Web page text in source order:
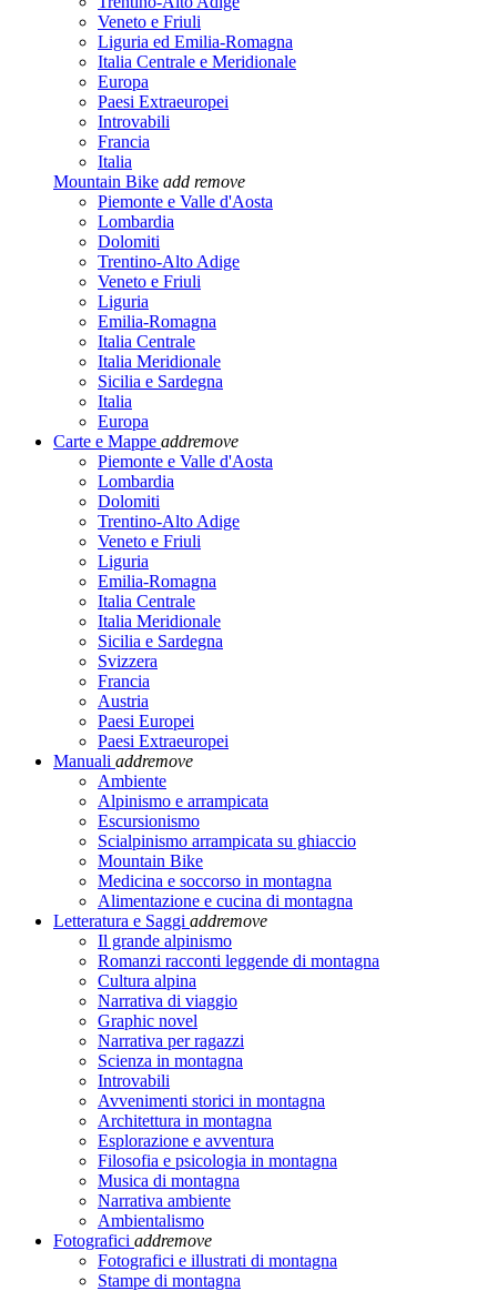
Veneto e Friuli
Liguria ed Emilia-Romagna
Italia Centrale e Meridionale
Europa
Paesi Extraeuropei
Introvabili
Francia
Italia
Mountain Bike add remove
Piemonte e Valle d'Aosta
Lombardia
Dolomiti
Trentino-Alto Adige
Veneto e Friuli
Liguria
Emilia-Romagna
Italia Centrale
Italia Meridionale
Sicilia e Sardegna
Italia
Europa
Carte e Mappe addremove
Piemonte e Valle d'Aosta
Lombardia
Dolomiti
Trentino-Alto Adige
Veneto e Friuli
Liguria
Emilia-Romagna
Italia Centrale
Italia Meridionale
Sicilia e Sardegna
Svizzera
Francia
Austria
Paesi Europei
Paesi Extraeuropei
Manuali addremove
Ambiente
Alpinismo e arrampicata
Escursionismo
Scialpinismo arrampicata su ghiaccio
Mountain Bike
Medicina e soccorso in montagna
Alimentazione e cucina di montagna
Letteratura e Saggi addremove
Il grande alpinismo
Romanzi racconti leggende di montagna
Cultura alpina
Narrativa di viaggio
Graphic novel
Narrativa per ragazzi
Scienza in montagna
Introvabili
Avvenimenti storici in montagna
Architettura in montagna
Esplorazione e avventura
Filosofia e psicologia in montagna
Musica di montagna
Narrativa ambiente
Ambientalismo
Fotografici addremove
Fotografici e illustrati di montagna
Stampe di montagna